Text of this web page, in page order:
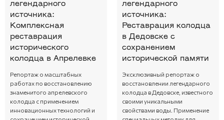
легендарного
источника:
Комплексная
реставрация
исторического
колодца в Апрелевке
Репортаж о масштабных
работах по восстановлению
знаменитого апрелевского
колодца с применением
инновационных технологий и
легендарного
источника:
Реставрация колодца
в Дедовске с
сохранением
исторической памяти
Эксклюзивный репортаж о
восстановлении легендарного
колодца в Дедовске, известного
своими уникальными
свойствами воды. Применение